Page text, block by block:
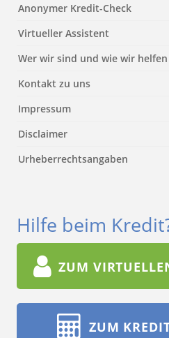
Anonymer Kredit-Check
Virtueller Assistent
Wer wir sind und wie wir
Kontakt zu uns
Impressum
Disclaimer
Urheberrechtsangaben
Hilfe beim
ZUM
ZUM